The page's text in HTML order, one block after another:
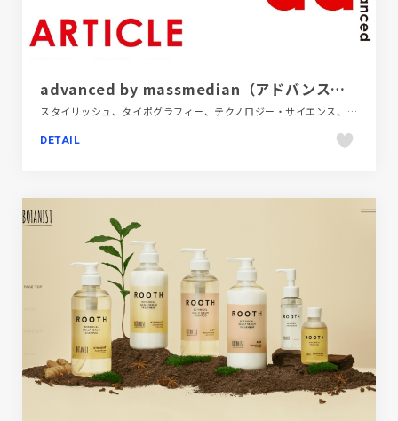
advanced by massmedian（アドバンスト） ちょっと先の価値観を見つけるメディア
スタイリッシュ、タイポグラフィー、テクノロジー・サイエンス、デザイン・アート・音楽・文芸、フラットデザイン、ブラック系 、ホワイト系、ポップ、メディアサイト、レッド系
DETAIL